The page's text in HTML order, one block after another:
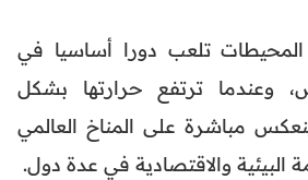
تلعب دورا أساسيا في
وعندما ترتفع حرارتها بشكل
مباشرة على المناخ العالمي
البيئية والاقتصادية في عدة دول.